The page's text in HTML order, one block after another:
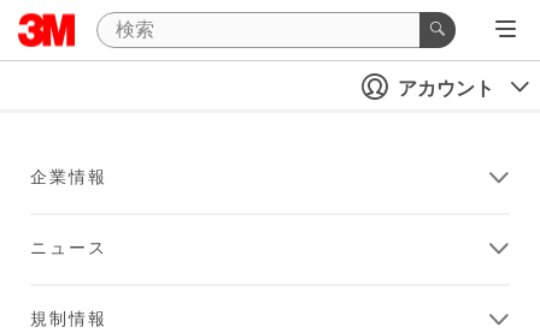
アカウント
企業情報
ニュース
規制情報